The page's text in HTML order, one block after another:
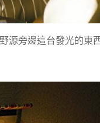
源旁邊這台發光的東